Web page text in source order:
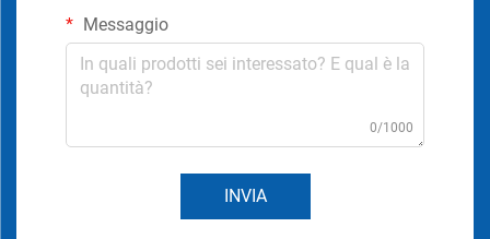
Messaggio
0/1000
INVIA